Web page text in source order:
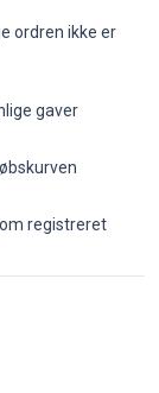
ordren ikke er
gaver
registreret